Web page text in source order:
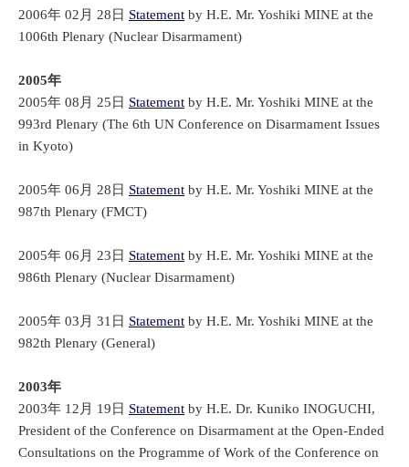
2006年 02月 28日 Statement by H.E. Mr. Yoshiki MINE at the
1006th Plenary (Nuclear Disarmament)
2005年
2005年 08月 25日 Statement by H.E. Mr. Yoshiki MINE at the
993rd Plenary (The 6th UN Conference on Disarmament Issues
in Kyoto)
2005年 06月 28日 Statement by H.E. Mr. Yoshiki MINE at the
987th Plenary (FMCT)
2005年 06月 23日 Statement by H.E. Mr. Yoshiki MINE at the
986th Plenary (Nuclear Disarmament)
2005年 03月 31日 Statement by H.E. Mr. Yoshiki MINE at the
982th Plenary (General)
2003年
2003年 12月 19日 Statement by H.E. Dr. Kuniko INOGUCHI,
President of the Conference on Disarmament at the Open-Ended
Consultations on the Programme of Work of the Conference on